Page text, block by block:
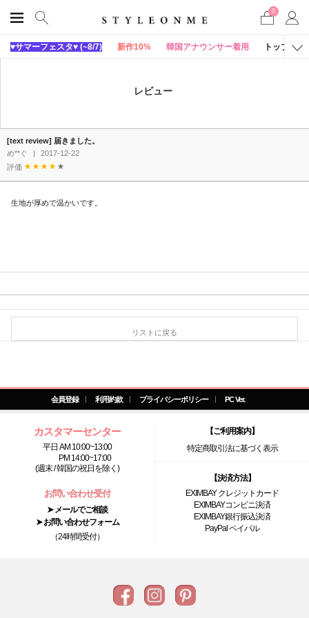
0
♥サマーフェスタ♥ (~8/7) 新作10% 韓国アナウンサー着用 トップス
レビュー
[text review] 届きました。
め**ぐ
|
2017-12-22
評価
生地が厚めで温かいです。
リストに戻る
会員登録 利用約款 プライバシーポリシー PC Ver.
カスタマーセンター
平日 AM 10:00~13:00
PM 14:00~17:00
(週末 / 韓国の祝日を除く)
お問い合わせ受付
➤ メールでご相談
➤ お問い合わせフォーム
（24時間受付）
【ご利用案内】
特定商取引法に基づく表示
【決済方法】
EXIMBAY クレジットカード
EXIMBAYコンビニ決済
EXIMBAY銀行振込決済
PayPal ペイパル